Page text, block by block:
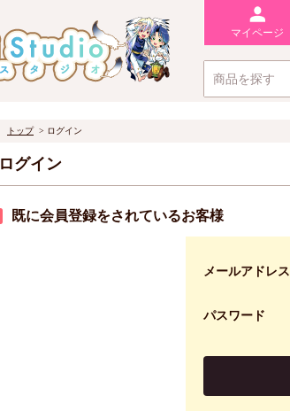
マイページ
トップ ログイン
ログイン
既に会員登録をされているお客様
メールアドレス
パスワード